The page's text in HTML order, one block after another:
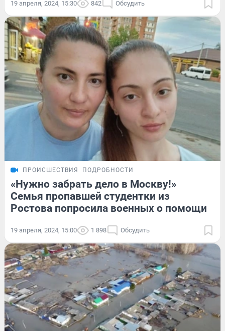
19 апреля, 2024, 15:30 842 Обсудить
ПРОИСШЕСТВИЯ ПОДРОБНОСТИ
«Нужно забрать дело в Москву!»
Семья пропавшей студентки из
Ростова попросила военных о помощи
19 апреля, 2024, 15:00 1 898 Обсудить